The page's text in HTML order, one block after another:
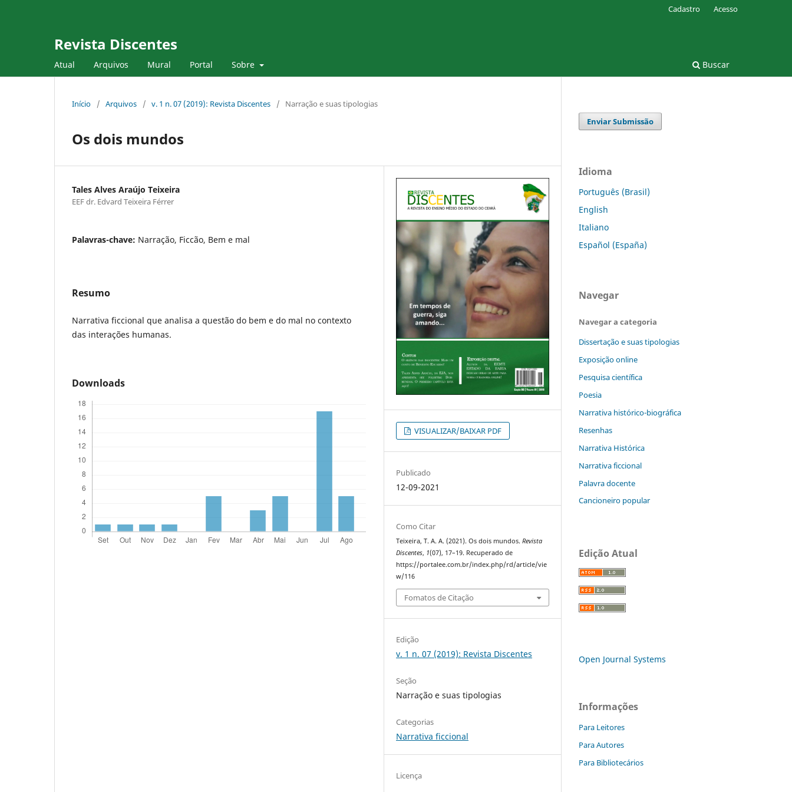
Revista Discentes
Atual Arquivos Mural Portal Sobre Buscar
Cadastro Acesso
Início / Arquivos / v. 1 n. 07 (2019): Revista Discentes / Narração e suas tipologias
Os dois mundos
Tales Alves Araújo Teixeira
EEF dr. Edvard Teixeira Férrer
Palavras-chave: Narração, Ficcão, Bem e mal
Resumo
Narrativa ficcional que analisa a questão do bem e do mal no contexto
das interações humanas.
Downloads
VISUALIZAR/BAIXAR PDF
Publicado
12-09-2021
Como Citar
Teixeira, T. A. A. (2021). Os dois mundos.Revista
Discentes, 1(07), 17–19. Recuperado de
https://portalee.com.br/index.php/rd/article/vie
w/116
Fomatos de Citação
Edição
v. 1 n. 07 (2019): Revista Discentes
Seção
Narração e suas tipologias
Categorias
Narrativa ficcional
Licença
Enviar Submissão
Idioma
Português (Brasil)
English
Italiano
Español (España)
Navegar
Navegar a categoria
Dissertação e suas tipologias
Exposição online
Pesquisa científica
Poesia
Narrativa histórico-biográfica
Resenhas
Narrativa Histórica
Narrativa ficcional
Palavra docente
Cancioneiro popular
Edição Atual
Open Journal Systems
Informações
Para Leitores
Para Autores
Para Bibliotecários